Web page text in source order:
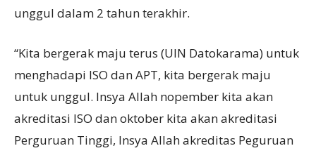
unggul dalam 2 tahun terakhir.
“Kita bergerak maju terus (UIN Datokarama) untuk
menghadapi ISO dan APT, kita bergerak maju
untuk unggul. Insya Allah nopember kita akan
akreditasi ISO dan oktober kita akan akreditasi
Perguruan Tinggi, Insya Allah akreditas Peguruan